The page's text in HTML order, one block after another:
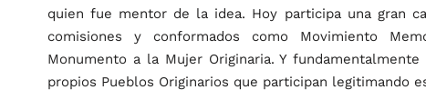
quien fue mentor de la idea. Hoy participa una gran
comisiones y conformados como Movimiento
Monumento a la Mujer Originaria. Y
propios Pueblos Originarios que participan legitimando